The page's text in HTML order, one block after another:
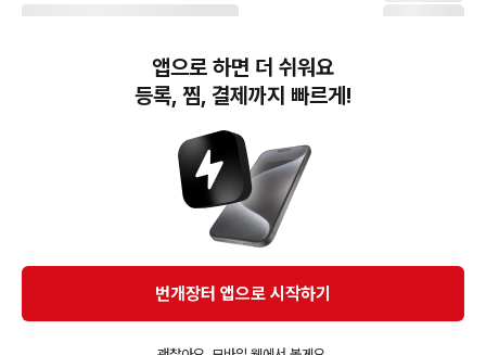
번개장터(주) 사업자정보, 이용약관 및 기타 법적고지
번개장터㈜는 통신판매중개자이며, 통신판매의 당사자가 아닙니다. 전자상거래 등에서의
소비자보호에 관한 법률 등 관련 법령 및 번개장터㈜의 약관에 따라 상품, 상품정보, 거래에 관한 책임은
개별 판매자에게 귀속하고, 번개장터㈜는 원칙적으로 회원간 거래에 대하여 책임을 지지 않습니다.
다만, 번개장터㈜가 직접 판매하는 상품에 대한 책임은 번개장터㈜에게 귀속합니다.
앱으로 하면 더 쉬워요
등록, 찜, 결제까지 빠르게!
번개장터 앱으로 시작하기